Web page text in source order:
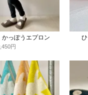
っぽうエプロン
円